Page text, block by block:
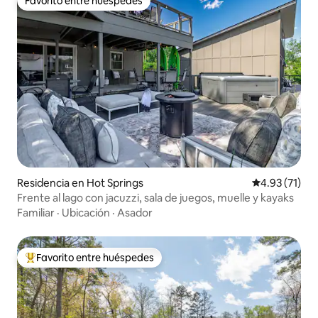
Favorito entre huéspedes
Residencia en Hot Springs Calificación
4.93 (71)
Frente al lago con jacuzzi, sala de juegos, muelle y kayaks
Familiar · Ubicación · Asador
De los mejores en Favorito entre huéspedes
Favorito entre huéspedes